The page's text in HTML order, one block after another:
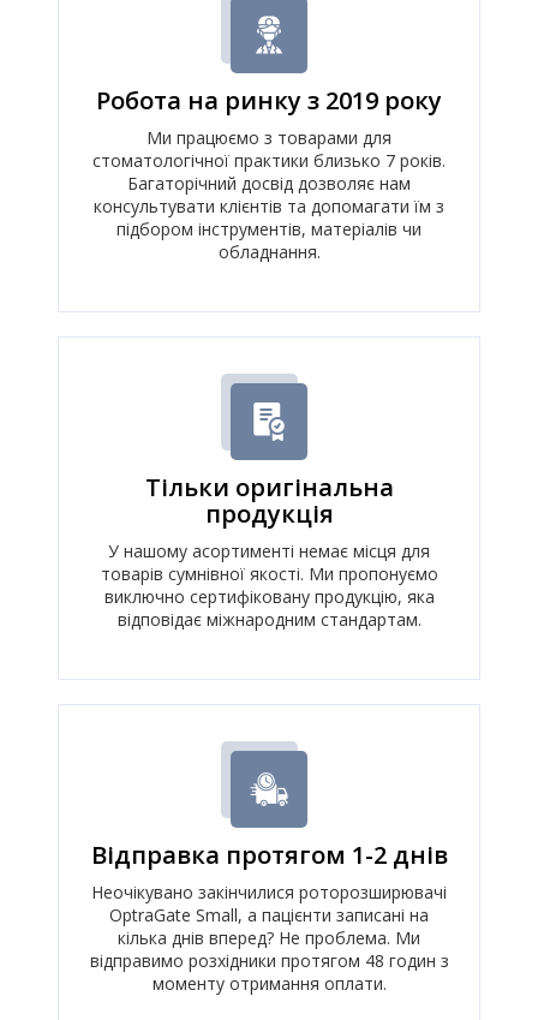
Робота на ринку з 2019 року
Ми працюємо з товарами для
стоматологічної практики близько 7 років.
Багаторічний досвід дозволяє нам
консультувати клієнтів та допомагати їм з
підбором інструментів, матеріалів чи
обладнання.
Тільки оригінальна
продукція
У нашому асортименті немає місця для
товарів сумнівної якості. Ми пропонуємо
виключно сертифіковану продукцію, яка
відповідає міжнародним стандартам.
Відправка протягом 1-2 днів
Неочікувано закінчилися роторозширювачі
OptraGate Small, а пацієнти записані на
кілька днів вперед? Не проблема. Ми
відправимо розхідники протягом 48 годин з
моменту отримання оплати.